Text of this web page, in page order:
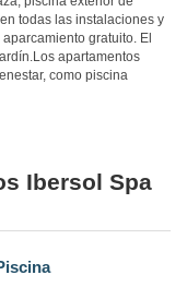
todas las instalaciones y
gratuito. El
apartamentos
como piscina
Ibersol Spa